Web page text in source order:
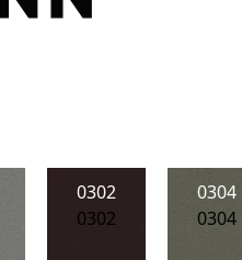
0302
0302
0304
0304